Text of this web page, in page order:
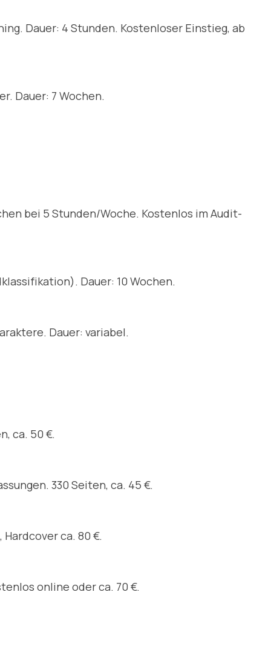
Dauer: 4 Stunden. Kostenloser Einstieg, ab
Dauer: 7 Wochen.
bei 5 Stunden/Woche. Kostenlos im Audit-
Dauer: 10 Wochen.
Dauer: variabel.
ca. 50 €.
330 Seiten, ca. 45 €.
ca. 80 €.
online oder ca. 70 €.